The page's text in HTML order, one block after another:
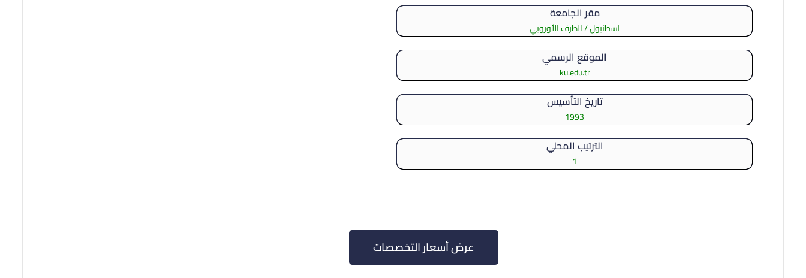
مقر الجامعة
اسطنبول / الطرف الأوروبي
الموقع الرسمي
ku.edu.tr
تاريخ التأسيس
1993
الترتيب المحلي
1
عرض أسعار التخصصات